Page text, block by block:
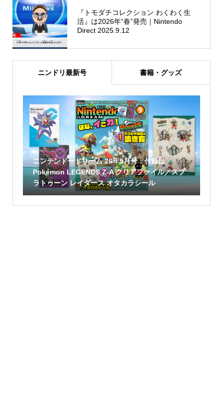
『トモダチコレクション わくわく生
活』は2026年“春”発売｜Nintendo
Direct 2025.9.12
ニンドリ最新号 書籍・グッズ
ニンテンドードリーム 26年9月号：付録は
Pokémon LEGENDS Z-A クリアファイル／スプ
ラトゥーン レイダース オタカラシール